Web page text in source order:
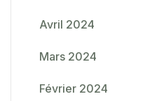
Avril 2024
Mars 2024
Février 2024